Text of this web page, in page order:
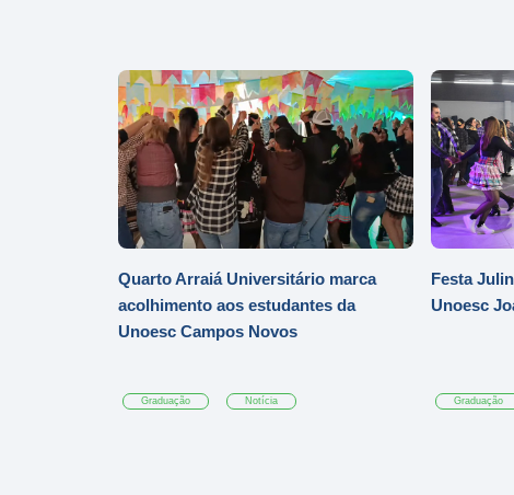
Quarto Arraiá Universitário marca
acolhimento aos estudantes da
Unoesc Campos Novos
Graduação Notícia
Festa
Unoesc
Graduação